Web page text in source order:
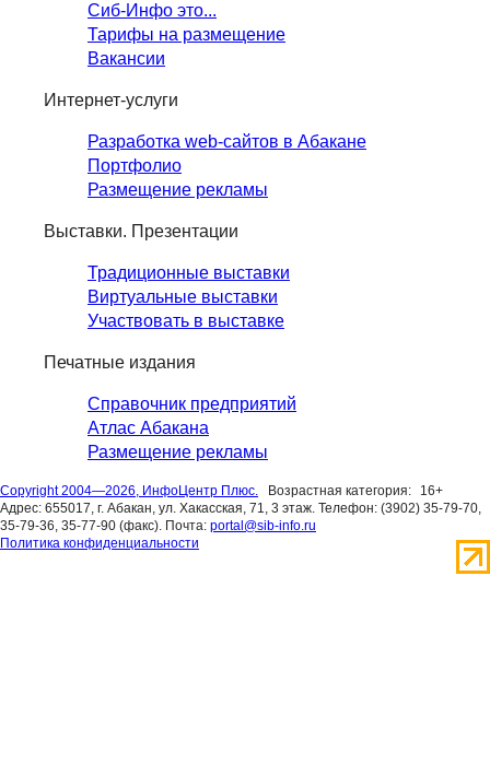
Сиб-Инфо это...
Тарифы на размещение
Вакансии
Интернет-услуги
Разработка web-сайтов в Абакане
Портфолио
Размещение рекламы
Выставки. Презентации
Традиционные выставки
Виртуальные выставки
Участвовать в выставке
Печатные издания
Справочник предприятий
Атлас Абакана
Размещение рекламы
Copyright 2004—2026, ИнфоЦентр Плюс. Возрастная категория:
16+
Адрес: 655017, г. Абакан, ул. Хакасская, 71, 3 этаж. Телефон: (3902) 35-79-70,
35-79-36, 35-77-90 (факс). Почта: portal@sib-info.ru
Политика конфиденциальности